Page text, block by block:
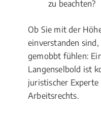
zu beachten?
Ob Sie mit der
einverstanden
gemobbt fühlen:
Langenselbold ist
juristischer Experte
Arbeitsrechts.